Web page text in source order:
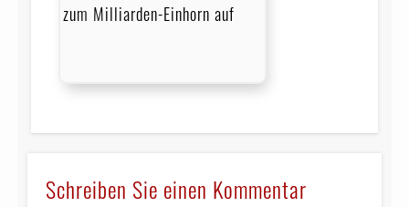
zum Milliarden-Einhorn auf
Schreiben Sie einen Kommentar